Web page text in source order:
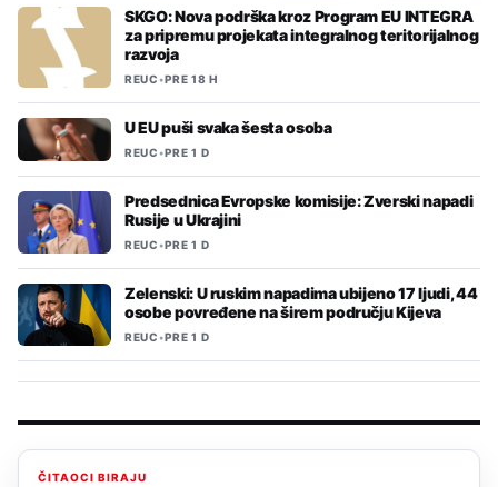
SKGO: Nova podrška kroz Program EU INTEGRA
za pripremu projekata integralnog teritorijalnog
razvoja
REUC•PRE 18 H
U EU puši svaka šesta osoba
REUC•PRE 1 D
Predsednica Evropske komisije: Zverski napadi
Rusije u Ukrajini
REUC•PRE 1 D
Zelenski: U ruskim napadima ubijeno 17 ljudi, 44
osobe povređene na širem području Kijeva
REUC•PRE 1 D
ČITAOCI BIRAJU